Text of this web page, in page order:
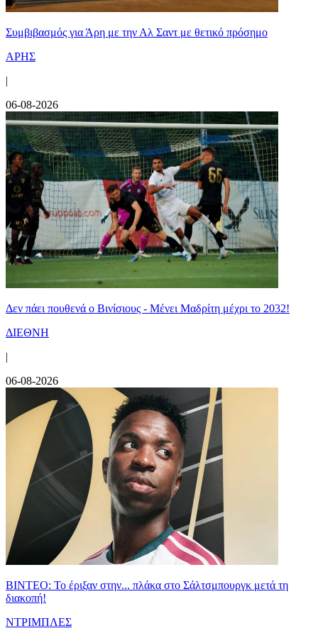
Συμβιβασμός για Άρη με την Αλ Σαντ με θετικό πρόσημο
ΑΡΗΣ
|
06-08-2026
Δεν πάει πουθενά ο Βινίσιους - Μένει Μαδρίτη μέχρι το 2032!
ΔΙΕΘΝΗ
|
06-08-2026
ΒΙΝΤΕΟ: Το έριξαν στην... πλάκα στο Σάλτσμπουργκ μετά τη
διακοπή!
ΝΤΡΙΜΠΛΕΣ